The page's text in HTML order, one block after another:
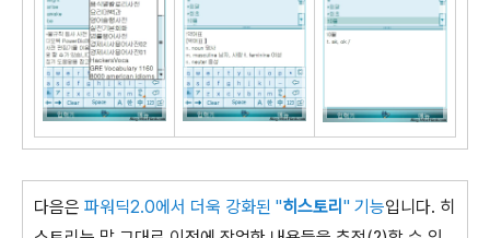
다음은 파워딕2.0에서 더욱 강화된 "히스토리 " 기능입니다. 히